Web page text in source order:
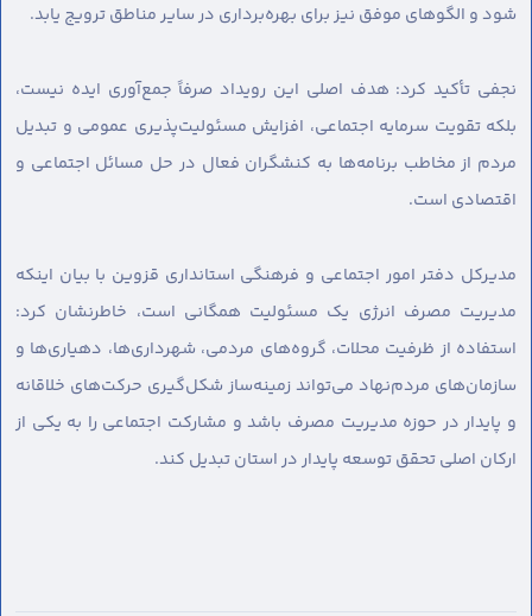
شود و الگوهای موفق نیز برای بهره‌برداری در سایر مناطق ترویج یابد.
نجفی تأکید کرد: هدف اصلی این رویداد صرفاً جمع‌آوری ایده نیست،
بلکه تقویت سرمایه اجتماعی، افزایش مسئولیت‌پذیری عمومی و تبدیل
مردم از مخاطب برنامه‌ها به کنشگران فعال در حل مسائل اجتماعی و
اقتصادی است.
مدیرکل دفتر امور اجتماعی و فرهنگی استانداری قزوین با بیان اینکه
مدیریت مصرف انرژی یک مسئولیت همگانی است، خاطرنشان کرد:
استفاده از ظرفیت محلات، گروه‌های مردمی، شهرداری‌ها، دهیاری‌ها و
سازمان‌های مردم‌نهاد می‌تواند زمینه‌ساز شکل‌گیری حرکت‌های خلاقانه
و پایدار در حوزه مدیریت مصرف باشد و مشارکت اجتماعی را به یکی از
ارکان اصلی تحقق توسعه پایدار در استان تبدیل کند.